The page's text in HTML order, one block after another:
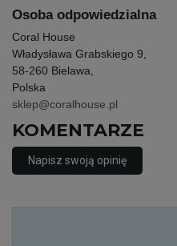
Osoba odpowiedzialna
Coral House
Władysława Grabskiego 9,
58-260 Bielawa,
Polska
sklep@coralhouse.pl
KOMENTARZE
Napisz swoją opinię